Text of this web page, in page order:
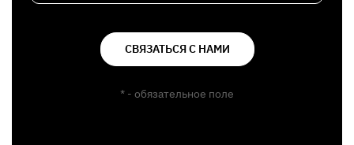
СВЯЗАТЬСЯ С НАМИ
* - обязательное поле